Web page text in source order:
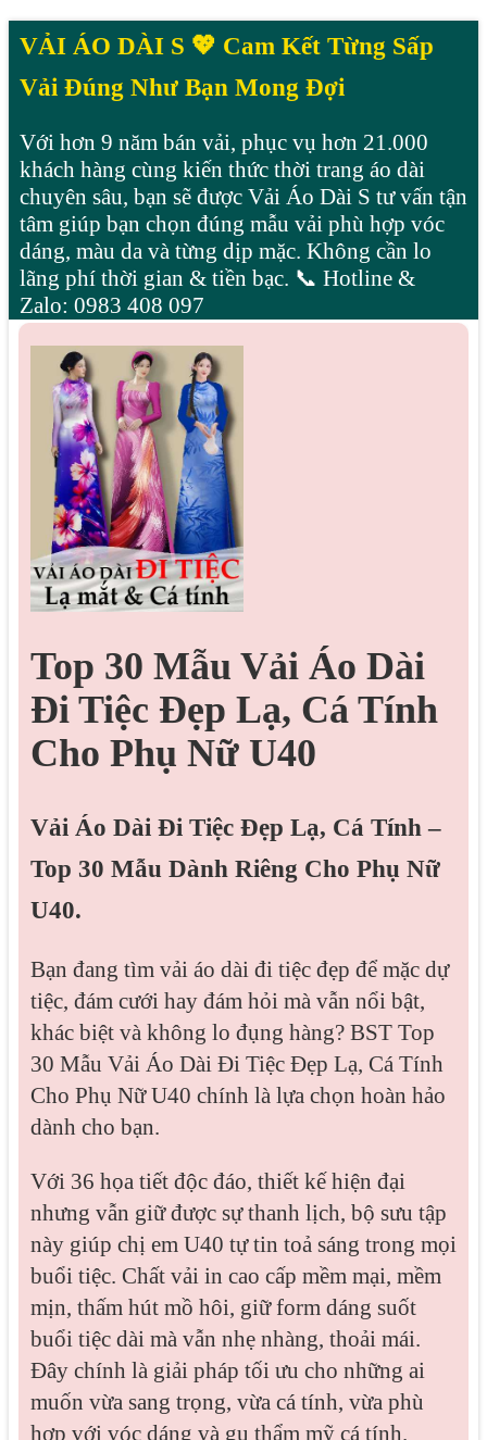
VẢI ÁO DÀI S 💖 Cam Kết Từng Sấp
Vải Đúng Như Bạn Mong Đợi
Với hơn 9 năm bán vải, phục vụ hơn 21.000
khách hàng cùng kiến thức thời trang áo dài
chuyên sâu, bạn sẽ được Vải Áo Dài S tư vấn tận
tâm giúp bạn chọn đúng mẫu vải phù hợp vóc
dáng, màu da và từng dịp mặc. Không cần lo
lãng phí thời gian & tiền bạc. 📞 Hotline &
Zalo: 0983 408 097
Top 30 Mẫu Vải Áo Dài
Đi Tiệc Đẹp Lạ, Cá Tính
Cho Phụ Nữ U40
Vải Áo Dài Đi Tiệc Đẹp Lạ, Cá Tính –
Top 30 Mẫu Dành Riêng Cho Phụ Nữ
U40.
Bạn đang tìm vải áo dài đi tiệc đẹp để mặc dự
tiệc, đám cưới hay đám hỏi mà vẫn nổi bật,
khác biệt và không lo đụng hàng? BST Top
30 Mẫu Vải Áo Dài Đi Tiệc Đẹp Lạ, Cá Tính
Cho Phụ Nữ U40 chính là lựa chọn hoàn hảo
dành cho bạn.
Với 36 họa tiết độc đáo, thiết kế hiện đại
nhưng vẫn giữ được sự thanh lịch, bộ sưu tập
này giúp chị em U40 tự tin toả sáng trong mọi
buổi tiệc. Chất vải in cao cấp mềm mại, mềm
mịn, thấm hút mồ hôi, giữ form dáng suốt
buổi tiệc dài mà vẫn nhẹ nhàng, thoải mái.
Đây chính là giải pháp tối ưu cho những ai
muốn vừa sang trọng, vừa cá tính, vừa phù
hợp với vóc dáng và gu thẩm mỹ cá tính.